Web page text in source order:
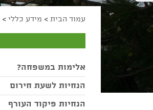
עמוד הבית > מידע כללי >
אלימות במשפחה?
הנחיות לשעת חירום
הנחיות פיקוד העורף